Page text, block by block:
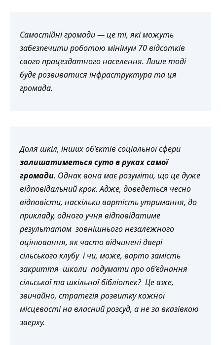
Самостійні громади — це ті, які можуть
забезпечити роботою мінімум 70 відсотків
свого працездатного населення. Лише тоді
буде розвиватися інфраструктура та ця
громада.
Доля шкіл, інших об’єктів соціальної сфери
залишатиметься суто в руках самої
громади. Однак вона має розуміти, що це дуже
відповідальний крок. Адже, доведеться чесно
відповісти, наскільки вартість утримання, до
прикладу, одного учня відповідатиме
результатам зовнішнього незалежного
оцінювання, як часто відчинені двері
сільського клубу і чи, може, варто замість
закриття школи подумати про об’єднання
сільської та шкільної бібліотек? Це вже,
звичайно, стратегія розвитку кожної
місцевості на власний розсуд, а не за вказівкою
зверху.